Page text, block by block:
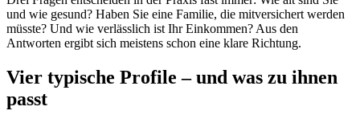
und wie gesund? Haben Sie eine Familie, die mitversichert werden
müsste? Und wie verlässlich ist Ihr Einkommen? Aus den
Antworten ergibt sich meistens schon eine klare Richtung.
Vier typische Profile – und was zu ihnen
passt